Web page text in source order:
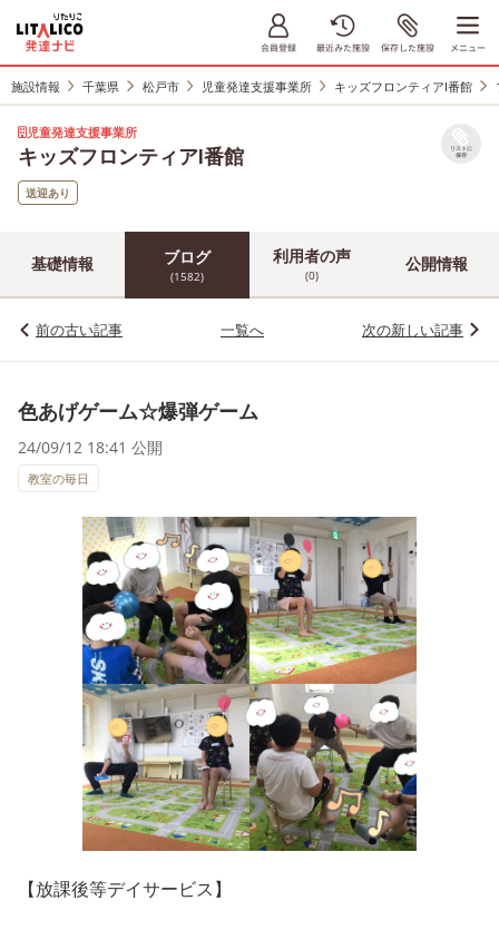
施設情報 千葉県 松戸市 児童発達支援事業所 キッズフロンティアⅠ番館
児童発達支援事業所
キッズフロンティアⅠ番館 リストに
保存
送迎あり
基礎情報 ブログ
(1582)
利用者の声
(0)
公開情報
前の古い記事 一覧へ 次の新しい記事
色あげゲーム☆爆弾ゲーム
24/09/12 18:41 公開
教室の毎日
【放課後等デイサービス】